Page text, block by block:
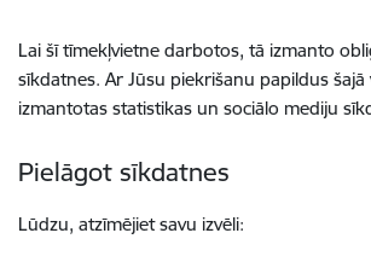
Lai šī tīmekļvietne darbotos, tā izmanto
sīkdatnes. Ar Jūsu piekrišanu papildus
izmantotas statistikas un sociālo mediju
Pielāgot sīkdatnes
Lūdzu, atzīmējiet savu izvēli: